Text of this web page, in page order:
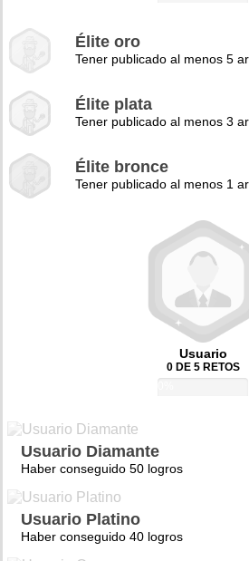
Élite oro
Tener publicado al menos 5
Élite plata
Tener publicado al menos 3
Élite bronce
Tener publicado al menos 1
Usuario
0 DE 5 RETOS
Usuario Diamante
Haber conseguido 50 logros
Usuario Platino
Haber conseguido 40 logros